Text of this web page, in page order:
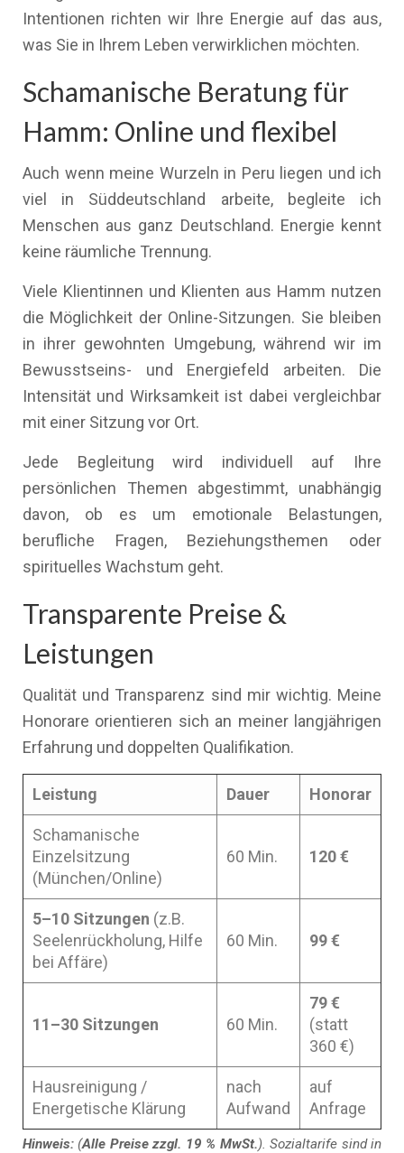
Intentionen richten wir Ihre Energie auf das aus,
was Sie in Ihrem Leben verwirklichen möchten.
Schamanische Beratung für
Hamm: Online und flexibel
Auch wenn meine Wurzeln in Peru liegen und ich
viel in Süddeutschland arbeite, begleite ich
Menschen aus ganz Deutschland. Energie kennt
keine räumliche Trennung.
Viele Klientinnen und Klienten aus Hamm nutzen
die Möglichkeit der Online-Sitzungen. Sie bleiben
in ihrer gewohnten Umgebung, während wir im
Bewusstseins- und Energiefeld arbeiten. Die
Intensität und Wirksamkeit ist dabei vergleichbar
mit einer Sitzung vor Ort.
Jede Begleitung wird individuell auf Ihre
persönlichen Themen abgestimmt, unabhängig
davon, ob es um emotionale Belastungen,
berufliche Fragen, Beziehungsthemen oder
spirituelles Wachstum geht.
Transparente Preise &
Leistungen
Qualität und Transparenz sind mir wichtig. Meine
Honorare orientieren sich an meiner langjährigen
Erfahrung und doppelten Qualifikation.
Leistung Dauer Honorar
Schamanische
Einzelsitzung
(München/Online)
60 Min. 120 €
5–10 Sitzungen (z.B.
Seelenrückholung, Hilfe
bei Affäre)
60 Min. 99 €
11–30 Sitzungen 60 Min.
79 €
(statt
360 €)
Hausreinigung /
Energetische Klärung
nach
Aufwand
auf
Anfrage
Hinweis: (Alle Preise zzgl. 19 % MwSt.). Sozialtarife sind in